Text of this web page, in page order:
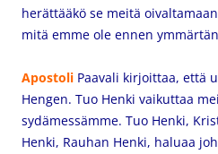
herättääkö se meitä
mitä emme ole ennen
Apostoli Paavali kirjoittaa, että
Hengen. Tuo Henki vaikuttaa
sydämessämme. Tuo Henki,
Henki, Rauhan Henki, haluaa